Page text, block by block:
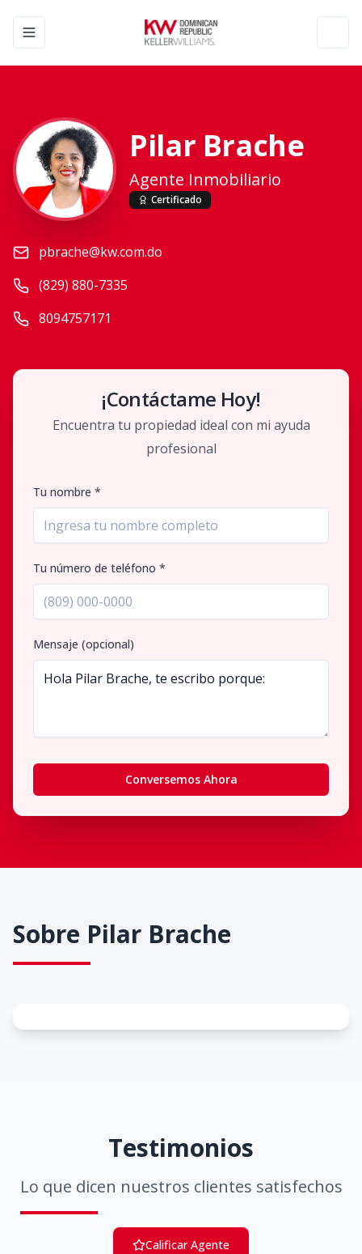
Toggle navigation menu
Pilar Brache
Agente Inmobiliario
Certificado
pbrache@kw.com.do
(829) 880-7335
8094757171
¡Contáctame Hoy!
Encuentra tu propiedad ideal con mi ayuda
profesional
Tu nombre *
Tu número de teléfono *
Mensaje (opcional)
Conversemos Ahora
Sobre Pilar Brache
Testimonios
Lo que dicen nuestros clientes satisfechos
Calificar Agente